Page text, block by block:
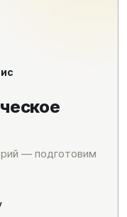
— подготовим